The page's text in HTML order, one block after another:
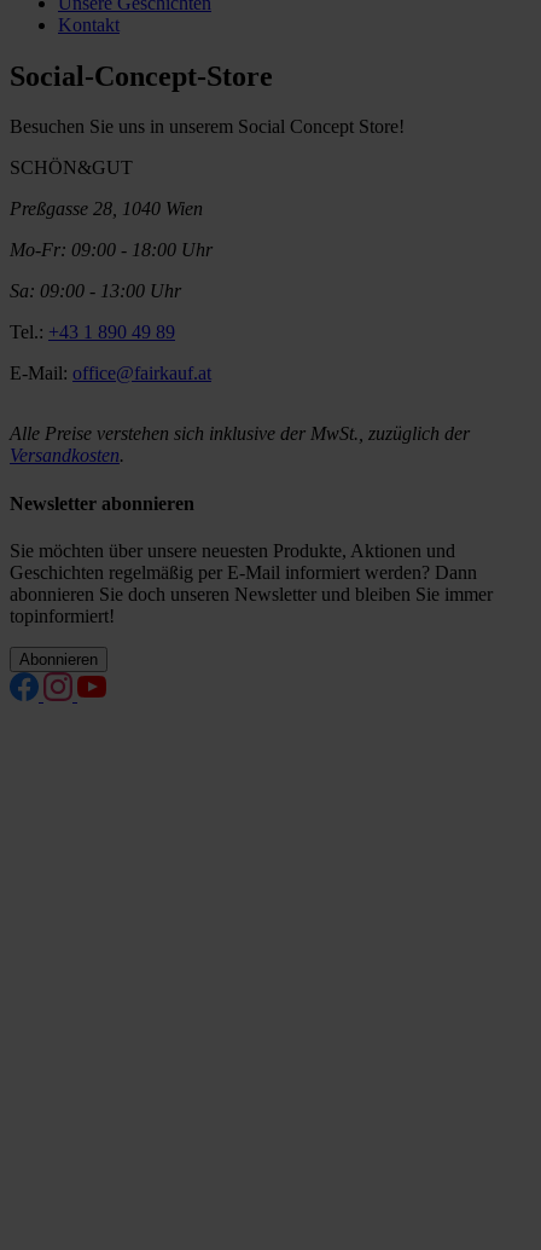
Kontakt
Social-Concept-Store
Besuchen Sie uns in unserem Social Concept Store!
SCHÖN&GUT
Preßgasse 28, 1040 Wien
Mo-Fr: 09:00 - 18:00 Uhr
Sa: 09:00 - 13:00 Uhr
Tel.: +43 1 890 49 89
E-Mail: office@fairkauf.at
Alle Preise verstehen sich inklusive der MwSt., zuzüglich der
Versandkosten.
Newsletter abonnieren
Sie möchten über unsere neuesten Produkte, Aktionen und
Geschichten regelmäßig per E-Mail informiert werden? Dann
abonnieren Sie doch unseren Newsletter und bleiben Sie immer
topinformiert!
Abonnieren